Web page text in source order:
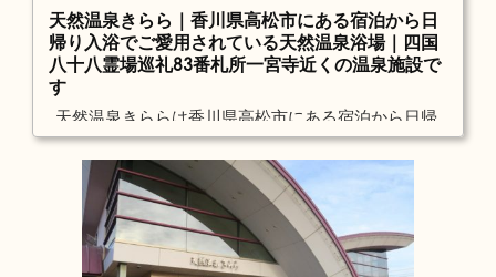
天然温泉きらら｜香川県高松市にある宿泊から日
帰り入浴でご愛用されている天然温泉浴場｜四国
八十八霊場巡礼83番札所一宮寺近くの温泉施設で
す
天然温泉きららは香川県高松市にある宿泊から日帰
り入浴季節の会席料理鍋料理で個人様から団体様ま
で各種ご宴会が楽しめます。四国八十八霊場巡礼83
番札所一宮寺近くで巡礼お遍路様にも広く愛用。高
松クレーターからの贈り物のお風呂で温泉三昧。天
然温泉の皆さまに愛され続けてリピーターのい方が
後をたちません